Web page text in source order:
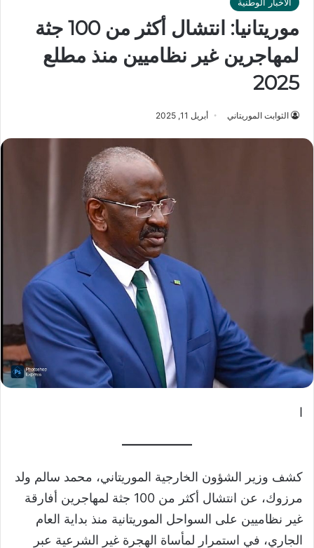
موريتانيا: انتشال أكثر من 100 جثة
لمهاجرين غير نظاميين منذ مطلع
2025
الثوابت الموريتاني أبريل 11, 2025
ا
كشف وزير الشؤون الخارجية الموريتاني، محمد سالم ولد
مرزوك، عن انتشال أكثر من 100 جثة لمهاجرين أفارقة
غير نظاميين على السواحل الموريتانية منذ بداية العام
الجاري، في استمرار لمأساة الهجرة غير الشرعية عبر